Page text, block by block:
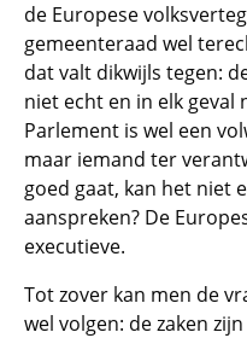
de Europese
gemeenteraad wel
dat valt dikwijls tegen:
niet echt en in elk geval
Parlement is wel een
maar iemand ter
goed gaat, kan het niet
aanspreken? De
executieve.
Tot zover kan men de
wel volgen: de zaken